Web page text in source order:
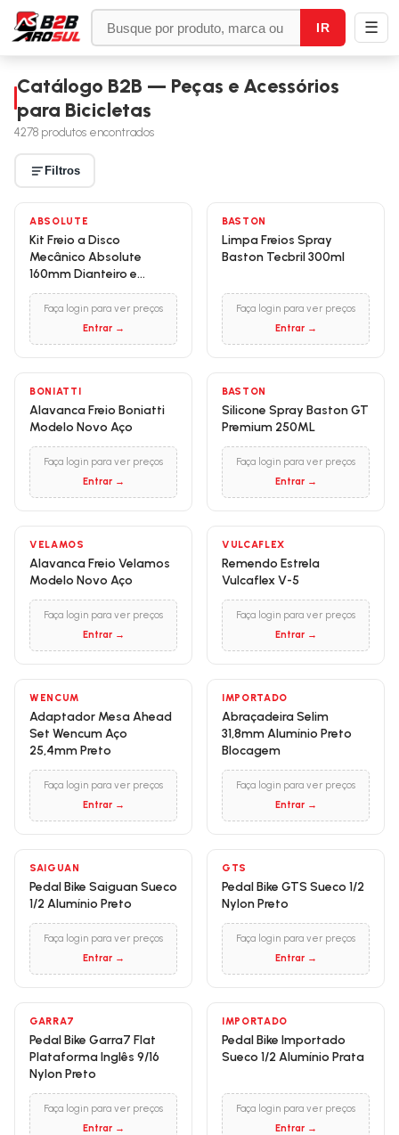
IR ☰
Catálogo B2B — Peças e Acessórios
para Bicicletas
4278 produtos encontrados
Filtros
ABSOLUTE
Kit Freio a Disco
Mecânico Absolute
160mm Dianteiro e
Traseiro Preto
Faça login para ver preços
Entrar →
BASTON
Limpa Freios Spray
Baston Tecbril 300ml
Faça login para ver preços
Entrar →
BONIATTI
Alavanca Freio Boniatti
Modelo Novo Aço
Faça login para ver preços
Entrar →
BASTON
Silicone Spray Baston GT
Premium 250ML
Faça login para ver preços
Entrar →
VELAMOS
Alavanca Freio Velamos
Modelo Novo Aço
Faça login para ver preços
Entrar →
VULCAFLEX
Remendo Estrela
Vulcaflex V-5
Faça login para ver preços
Entrar →
WENCUM
Adaptador Mesa Ahead
Set Wencum Aço
25,4mm Preto
Faça login para ver preços
Entrar →
IMPORTADO
Abraçadeira Selim
31,8mm Alumínio Preto
Blocagem
Faça login para ver preços
Entrar →
SAIGUAN
Pedal Bike Saiguan Sueco
1/2 Alumínio Preto
Faça login para ver preços
Entrar →
GTS
Pedal Bike GTS Sueco 1/2
Nylon Preto
Faça login para ver preços
Entrar →
GARRA7
Pedal Bike Garra7 Flat
Plataforma Inglês 9/16
Nylon Preto
Faça login para ver preços
Entrar →
IMPORTADO
Pedal Bike Importado
Sueco 1/2 Alumínio Prata
Faça login para ver preços
Entrar →